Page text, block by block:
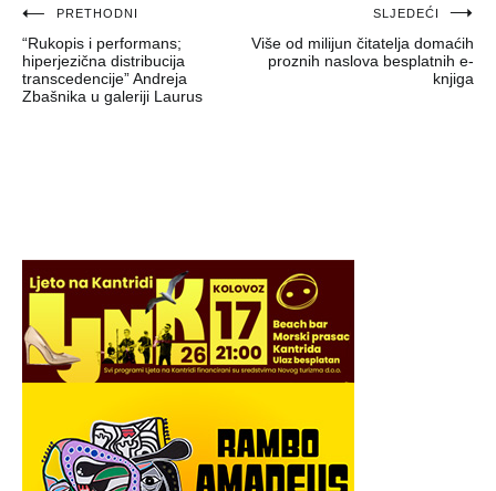
Navigacija
objava
PRETHODNI
“Rukopis i performans;
hiperjezična distribucija
transcedencije” Andreja
Zbašnika u galeriji Laurus
SLJEDEĆI
Više od milijun čitatelja domaćih
proznih naslova besplatnih e-
knjiga